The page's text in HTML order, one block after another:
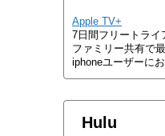
Apple TV+
7日間フリートライ
ファミリー共有で
iphoneユーザーに
Hulu